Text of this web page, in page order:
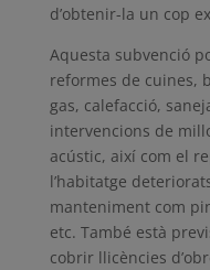
d’obtenir-la un cop
Aquesta subvenció
reformes de cuines,
gas, calefacció,
intervencions de
acústic, així com el
l’habitatge
manteniment com
etc. També està
cobrir llicències